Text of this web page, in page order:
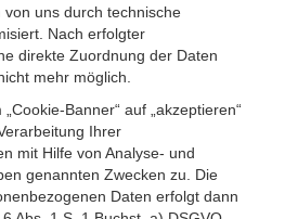
uns durch technische
Nach erfolgter
direkte Zuordnung der Daten
mehr möglich.
Banner“ auf „akzeptieren“
Ihrer
mit Hilfe von Analyse- und
genannten Zwecken zu. Die
Daten erfolgt dann